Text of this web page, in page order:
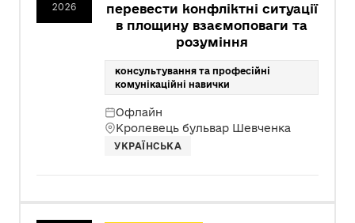
2026
перевести конфліктні ситуації
в площину взаємоповаги та
розуміння
консультування та професійні
комунікаційні навички
Офлайн
Кролевець бульвар Шевченка
УКРАЇНСЬКА